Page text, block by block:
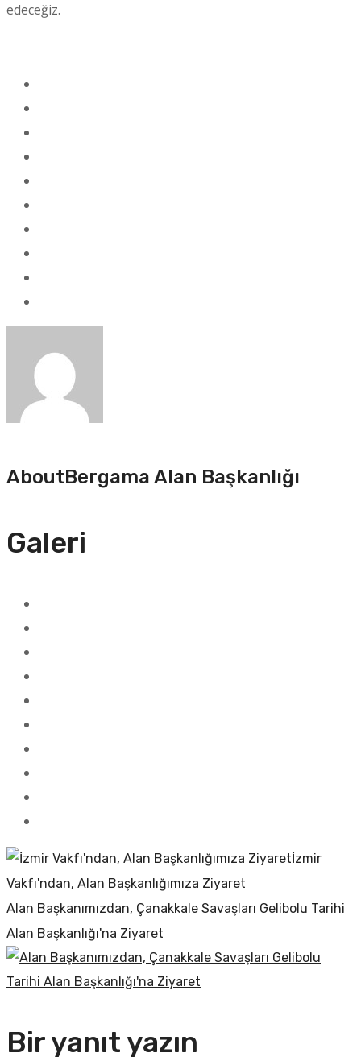
edeceğiz.
AboutBergama Alan Başkanlığı
Galeri
İzmir
Vakfı'ndan, Alan Başkanlığımıza Ziyaret
Alan Başkanımızdan, Çanakkale Savaşları Gelibolu Tarihi
Alan Başkanlığı'na Ziyaret
Bir yanıt yazın